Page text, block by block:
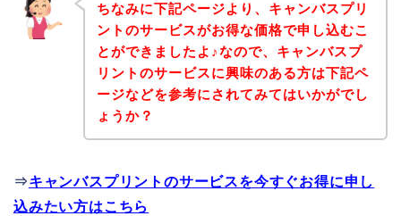
ちなみに下記ページより、キャンバスプリ
ントのサービスがお得な価格で申し込むこ
とができましたよ♪なので、キャンバスプ
リントのサービスに興味のある方は下記ペ
ージなどを参考にされてみてはいかがでし
ょうか？
⇒キャンバスプリントのサービスを今すぐお得に申し
込みたい方はこちら